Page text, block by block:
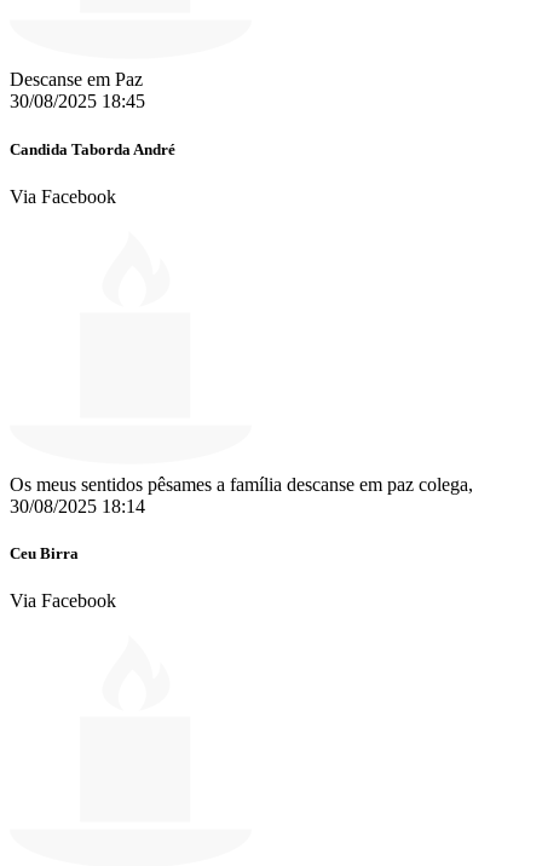
Descanse em Paz
30/08/2025 18:45
Candida Taborda André
Via Facebook
Os meus sentidos pêsames a família descanse em paz colega,️️️️
30/08/2025 18:14
Ceu Birra
Via Facebook